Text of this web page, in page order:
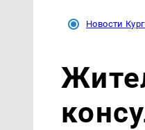
Новости